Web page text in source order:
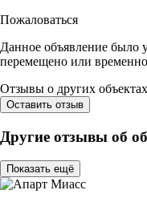
Пожаловаться
Данное объявление было
перемещено или
Отзывы о других
Оставить отзыв
Другие отзывы об
Показать ещё